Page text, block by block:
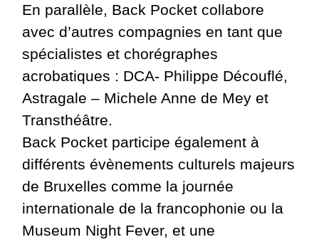
En parallèle, Back Pocket collabore
avec d’autres compagnies en tant que
spécialistes et chorégraphes
acrobatiques : DCA- Philippe Découflé,
Astragale – Michele Anne de Mey et
Transthéâtre.
Back Pocket participe également à
différents évènements culturels majeurs
de Bruxelles comme la journée
internationale de la francophonie ou la
Museum Night Fever, et une